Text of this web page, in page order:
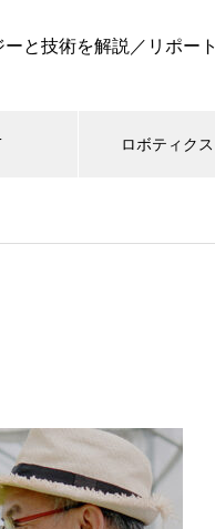
と技術を解説／リポート
ロボティクス